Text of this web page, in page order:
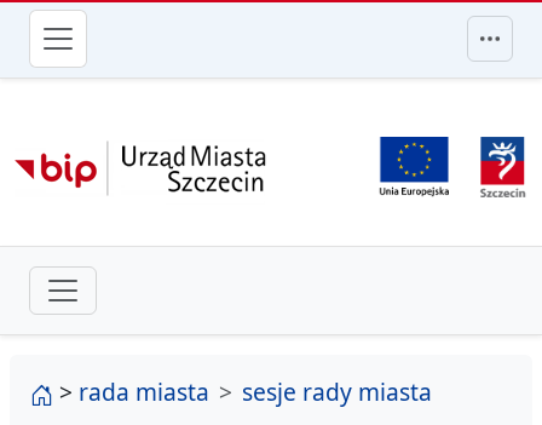
przejdź do głównego menu
strona główna
> rada miasta sesje rady miasta